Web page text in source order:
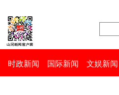
时政新闻 国际新闻 文娱新闻